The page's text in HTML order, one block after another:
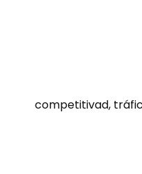
competitivad,